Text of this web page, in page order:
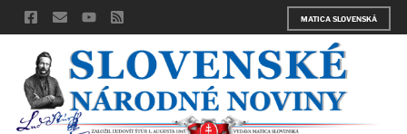
Skip
to
content
MATICA SLOVENSKÁ